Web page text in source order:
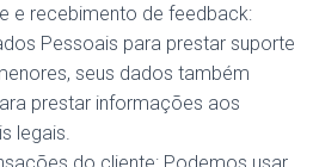
e recebimento de feedback:
Pessoais para prestar suporte
seus dados também
prestar informações aos
legais.